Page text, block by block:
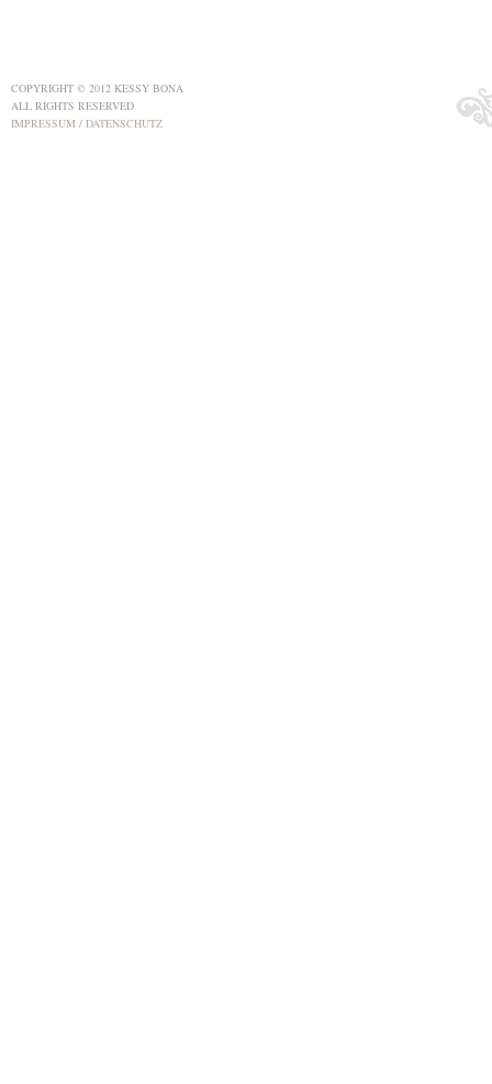
COPYRIGHT © 2012 KESSY BONA
ALL RIGHTS RESERVED
IMPRESSUM / DATENSCHUTZ